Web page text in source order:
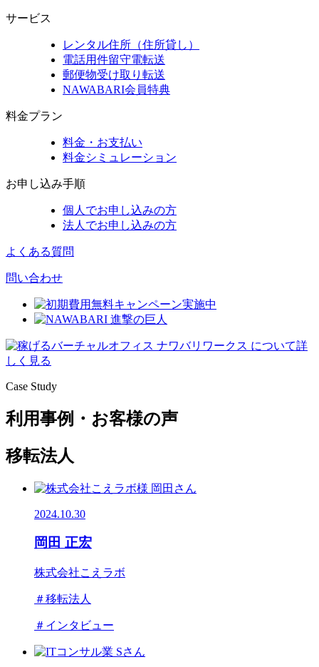
サービス
レンタル住所（住所貸し）
電話用件留守電転送
郵便物受け取り転送
NAWABARI会員特典
料金プラン
料金・お支払い
料金シミュレーション
お申し込み手順
個人でお申し込みの方
法人でお申し込みの方
よくある質問
問い合わせ
ナワバリワークス について詳
しく見る
Case Study
利用事例・お客様の声
移転法人
2024.10.30
岡田 正宏
株式会社こえラボ
＃移転法人
＃インタビュー